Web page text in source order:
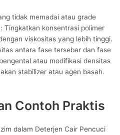
tidak memadai atau grade
Tingkatkan konsentrasi polimer
viskositas yang lebih tinggi.
antara fase tersebar dan fase
atau modifikasi densitas
stabilizer atau agen basah.
Contoh Praktis
dalam Deterjen Cair Pencuci